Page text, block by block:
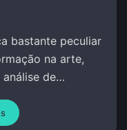
bastante peculiar
na arte,
de